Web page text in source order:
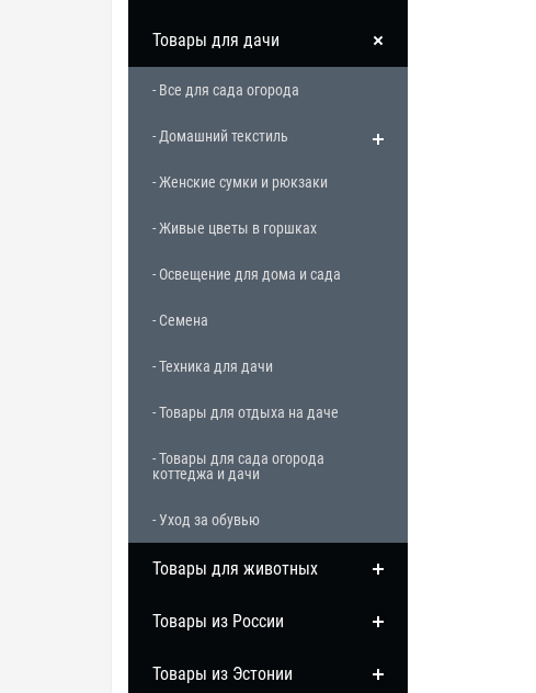
Товары для дачи
- Все для сада огорода
- Домашний текстиль
- Женские сумки и рюкзаки
- Живые цветы в горшках
- Освещение для дома и сада
- Семена
- Техника для дачи
- Товары для отдыха на даче
- Товары для сада огорода
коттеджа и дачи
- Уход за обувью
Товары для животных
Товары из России
Товары из Эстонии